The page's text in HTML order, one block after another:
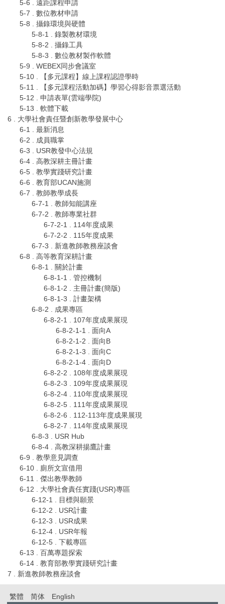
5-6 . 遠距課程申請
5-7 . 數位教材申請
5-8 . 攝錄環境與硬體
5-8-1 . 錄製教材環境
5-8-2 . 攝錄工具
5-8-3 . 數位教材製作軟體
5-9 . WEBEX同步會議室
5-10 . 【多元課程】線上課程認證學時
5-11 . 【多元課程活動加碼】學習心得影音票選活動
5-12 . 申請表單(雲端學院)
5-13 . 軟體下載
6 . 大學社會責任暨創新教學發展中心
6-1 . 最新消息
6-2 . 成員職掌
6-3 . USR教發中心法規
6-4 . 高教深耕主冊計畫
6-5 . 教學實踐研究計畫
6-6 . 教育部UCAN施測
6-7 . 教師教學成長
6-7-1 . 教師知能講座
6-7-2 . 教師專業社群
6-7-2-1 . 114年度成果
6-7-2-2 . 115年度成果
6-7-3 . 新進教師教務座談會
6-8 . 高等教育深耕計畫
6-8-1 . 關於計畫
6-8-1-1 . 管控機制
6-8-1-2 . 主冊計畫(簡版)
6-8-1-3 . 計畫架構
6-8-2 . 成果專區
6-8-2-1 . 107年度成果展現
6-8-2-1-1 . 面向A
6-8-2-1-2 . 面向B
6-8-2-1-3 . 面向C
6-8-2-1-4 . 面向D
6-8-2-2 . 108年度成果展現
6-8-2-3 . 109年度成果展現
6-8-2-4 . 110年度成果展現
6-8-2-5 . 111年度成果展現
6-8-2-6 . 112-113年度成果展現
6-8-2-7 . 114年度成果展現
6-8-3 . USR Hub
6-8-4 . 高教深耕揚鷹計畫
6-9 . 教學意見調查
6-10 . 廁所文宣借用
6-11 . 傑出教學教師
6-12 . 大學社會責任實踐(USR)專區
6-12-1 . 目標與願景
6-12-2 . USR計畫
6-12-3 . USR成果
6-12-4 . USR年報
6-12-5 . 下載專區
6-13 . 百萬專題探索
6-14 . 教育部教學實踐研究計畫
7 . 新進教師教務座談會
繁體 简体 English